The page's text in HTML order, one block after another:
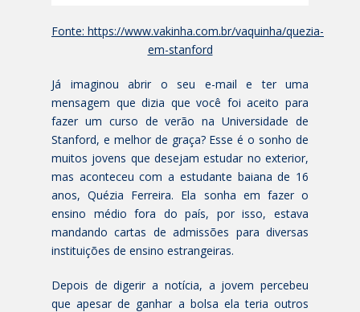
Fonte: https://www.vakinha.com.br/vaquinha/quezia-
em-stanford
Já imaginou abrir o seu e-mail e ter uma
mensagem que dizia que você foi aceito para
fazer um curso de verão na Universidade de
Stanford, e melhor de graça? Esse é o sonho de
muitos jovens que desejam estudar no exterior,
mas aconteceu com a estudante baiana de 16
anos, Quézia Ferreira. Ela sonha em fazer o
ensino médio fora do país, por isso, estava
mandando cartas de admissões para diversas
instituições de ensino estrangeiras.
Depois de digerir a notícia, a jovem percebeu
que apesar de ganhar a bolsa ela teria outros